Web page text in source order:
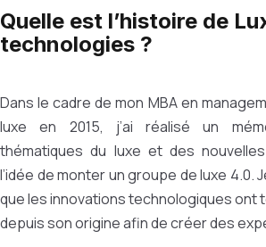
Quelle est l’histoire de
technologies ?
Dans le cadre de mon MBA en
luxe en 2015, j’ai réalisé un
thématiques du luxe et des
l’idée de monter un groupe de luxe 4.0.
que les innovations technologiques ont
depuis son origine afin de créer des